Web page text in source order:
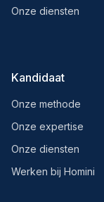
Onze diensten
Kandidaat
Onze methode
Onze expertise
Onze diensten
Werken bij Homini